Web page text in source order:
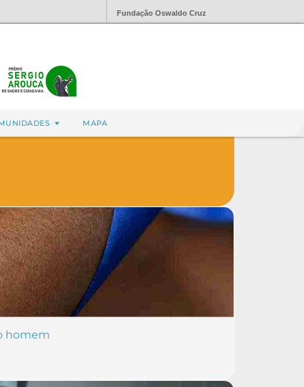
Fundação Oswaldo Cruz
MAPA
homem